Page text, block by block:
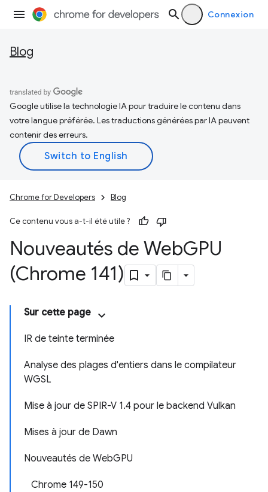
Connexion
Blog
Google utilise la technologie IA pour traduire le contenu dans
votre langue préférée. Les traductions générées par IA peuvent
contenir des erreurs.
Chrome for Developers Blog
Ce contenu vous a-t-il été utile ?
Nouveautés de WebGPU
(Chrome 141)
Sur cette page
IR de teinte terminée
Analyse des plages d'entiers dans le compilateur
WGSL
Mise à jour de SPIR-V 1.4 pour le backend Vulkan
Mises à jour de Dawn
Nouveautés de WebGPU
Chrome 149-150